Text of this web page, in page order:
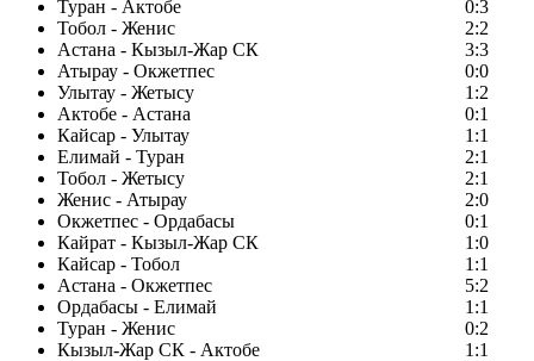
Туран - Актобе
0:3
Тобол - Женис
2:2
Астана - Кызыл-Жар СК
3:3
Атырау - Окжетпес
0:0
Улытау - Жетысу
1:2
Актобе - Астана
0:1
Кайсар - Улытау
1:1
Елимай - Туран
2:1
Тобол - Жетысу
2:1
Женис - Атырау
2:0
Окжетпес - Ордабасы
0:1
Кайрат - Кызыл-Жар СК
1:0
Кайсар - Тобол
1:1
Астана - Окжетпес
5:2
Ордабасы - Елимай
1:1
Туран - Женис
0:2
Кызыл-Жар СК - Актобе
1:1